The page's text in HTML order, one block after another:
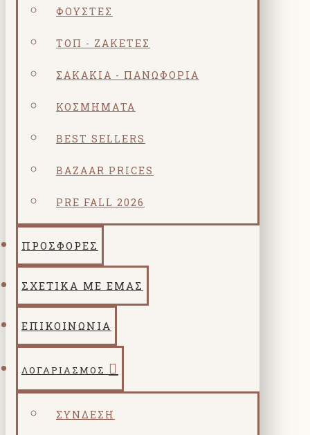
ΦΟΎΣΤΕΣ
ΤΟΠ - ΖΑΚΈΤΕΣ
ΣΑΚΆΚΙΑ - ΠΑΝΩΦΌΡΙΑ
ΚΟΣΜΗΜΑΤΑ
BEST SELLERS
BAZAAR PRICES
PRE FALL 2026
ΠΡΟΣΦΟΡΕΣ
ΣΧΕΤΙΚΑ ΜΕ ΕΜΑΣ
ΕΠΙΚΟΙΝΩΝΙΑ
ΛΟΓΑΡΙΑΣΜΌΣ
ΣΎΝΔΕΣΗ